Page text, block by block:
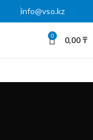
info@vso.kz
0 0,00₸